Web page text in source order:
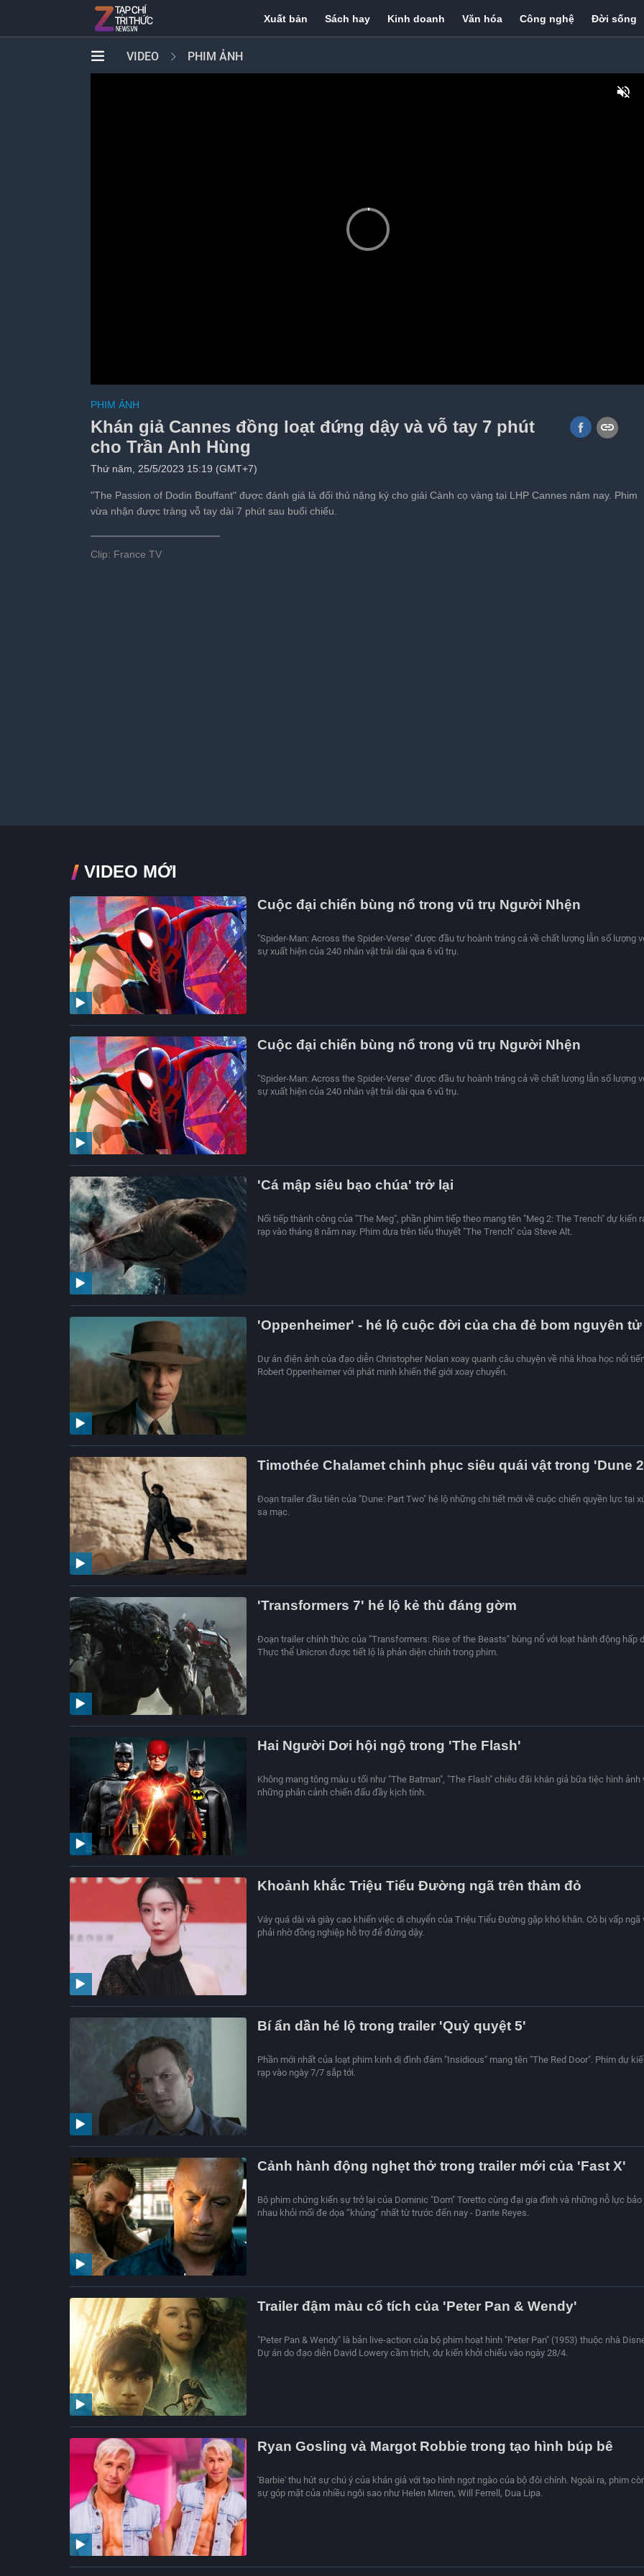
Xuất bản Sách hay Kinh doanh Văn hóa Công nghệ Đời sống
VIDEO PHIM ẢNH
Tiếp theo sau:
PHIM ẢNH
Khán giả Cannes đồng loạt đứng dậy và vỗ tay 7 phút
cho Trần Anh Hùng
Thứ năm, 25/5/2023 15:19 (GMT+7)
"The Passion of Dodin Bouffant" được đánh giá là đối thủ nặng ký cho giải Cành cọ vàng tại LHP Cannes năm nay. Phim
vừa nhận được tràng vỗ tay dài 7 phút sau buổi chiếu.
Clip: France TV
VIDEO MỚI
Cuộc đại chiến bùng nổ trong vũ trụ Người Nhện
"Spider-Man: Across the Spider-Verse" được đầu tư hoành tráng cả về chất lượng lẫn số lượng
sự xuất hiện của 240 nhân vật trải dài qua 6 vũ trụ.
Cuộc đại chiến bùng nổ trong vũ trụ Người Nhện
"Spider-Man: Across the Spider-Verse" được đầu tư hoành tráng cả về chất lượng lẫn số lượng
sự xuất hiện của 240 nhân vật trải dài qua 6 vũ trụ.
'Cá mập siêu bạo chúa' trở lại
Nối tiếp thành công của "The Meg", phần phim tiếp theo mang tên "Meg 2: The Trench" dự kiến
rạp vào tháng 8 năm nay. Phim dựa trên tiểu thuyết "The Trench" của Steve Alt.
'Oppenheimer' - hé lộ cuộc đời của cha đẻ bom nguyên tử
Dự án điện ảnh của đạo diễn Christopher Nolan xoay quanh câu chuyện về nhà khoa học nổi
Robert Oppenheimer với phát minh khiến thế giới xoay chuyển.
Timothée Chalamet chinh phục siêu quái vật trong 'Dune
Đoạn trailer đầu tiên của "Dune: Part Two" hé lộ những chi tiết mới về cuộc chiến quyền lực tại
sa mạc.
'Transformers 7' hé lộ kẻ thù đáng gờm
Đoạn trailer chính thức của "Transformers: Rise of the Beasts" bùng nổ với loạt hành động hấp
Thực thể Unicron được tiết lộ là phản diện chính trong phim.
Hai Người Dơi hội ngộ trong 'The Flash'
Không mang tông màu u tối như "The Batman", "The Flash" chiêu đãi khán giả bữa tiệc hình ảnh
những phân cảnh chiến đấu đầy kịch tính.
Khoảnh khắc Triệu Tiểu Đường ngã trên thảm đỏ
Váy quá dài và giày cao khiến việc di chuyển của Triệu Tiểu Đường gặp khó khăn. Cô bị vấp ngã
phải nhờ đồng nghiệp hỗ trợ để đứng dậy.
Bí ẩn dần hé lộ trong trailer 'Quỷ quyệt 5'
Phần mới nhất của loạt phim kinh dị đình đám "Insidious" mang tên "The Red Door". Phim dự
rạp vào ngày 7/7 sắp tới.
Cảnh hành động nghẹt thở trong trailer mới của 'Fast X'
Bộ phim chứng kiến ​​sự trở lại của Dominic "Dom" Toretto cùng đại gia đình và những nỗ lực bảo
nhau khỏi mối đe dọa “khủng” nhất từ ​​trước đến nay - Dante Reyes.
Trailer đậm màu cổ tích của 'Peter Pan & Wendy'
"Peter Pan & Wendy" là bản live-action của bộ phim hoạt hình "Peter Pan" (1953) thuộc nhà
Dự án do đạo diễn David Lowery cầm trịch, dự kiến khởi chiếu vào ngày 28/4.
Ryan Gosling và Margot Robbie trong tạo hình búp bê
'Barbie' thu hút sự chú ý của khán giả với tạo hình ngọt ngào của bộ đôi chính. Ngoài ra, phim
sự góp mặt của nhiều ngôi sao như Helen Mirren, Will Ferrell, Dua Lipa.